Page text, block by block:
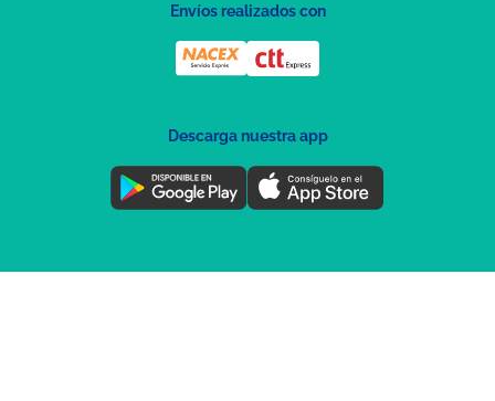
Envíos realizados con
Descarga nuestra app